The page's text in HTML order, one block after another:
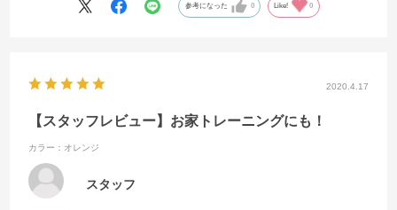
参考になった 0 Like! 0
2020.4.17
【スタッフレビュー】お家トレーニングにも！
カラー：オレンジ
スタッフ